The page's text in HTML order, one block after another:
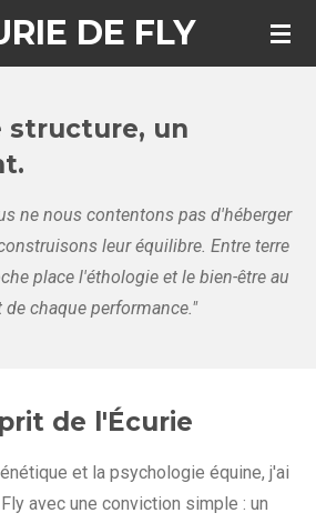
DE FLY
structure, un
ne nous contentons pas d'héberger
leur équilibre. Entre terre
place l'éthologie et le bien-être au
chaque performance."
de l'Écurie
et la psychologie équine, j'ai
avec une conviction simple : un